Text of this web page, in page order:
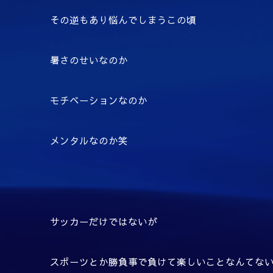
その逆もあり悩んでしまうこの頃
暑さのせいなのか
モチベーションなのか
メンタルなのか笑
サッカーだけではないが
スポーツとか勝負事で負けて楽しいことなんてな